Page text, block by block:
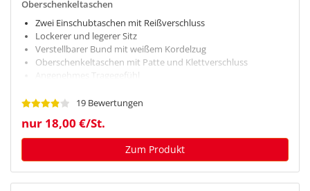
Oberschenkeltaschen
Zwei Einschubtaschen mit Reißverschluss
Lockerer und legerer Sitz
Verstellbarer Bund mit weißem Kordelzug
Oberschenkeltaschen mit Patte und Klettverschluss
Angenehmes Tragegefühl
19 Bewertungen
nur 18,00 €/St.
Zum Produkt